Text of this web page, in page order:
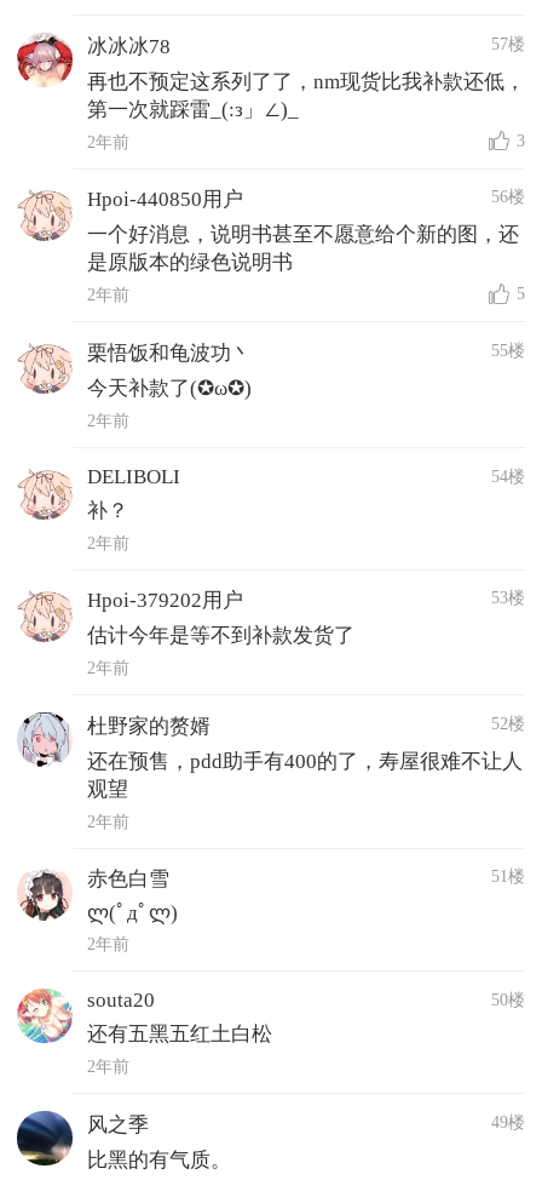
冰冰冰78 57楼
再也不预定这系列了了，nm现货比我补款还低，
第一次就踩雷_(:з」∠)_
2年前 3
Hpoi-440850用户 56楼
一个好消息，说明书甚至不愿意给个新的图，还
是原版本的绿色说明书
2年前 5
栗悟饭和龟波功丶 55楼
今天补款了(✪ω✪)
2年前
DELIBOLI 54楼
补？
2年前
Hpoi-379202用户 53楼
估计今年是等不到补款发货了
2年前
杜野家的赘婿 52楼
还在预售，pdd助手有400的了，寿屋很难不让人
观望
2年前
赤色白雪 51楼
ლ(ﾟдﾟლ)
2年前
souta20 50楼
还有五黑五红土白松
2年前
风之季 49楼
比黑的有气质。